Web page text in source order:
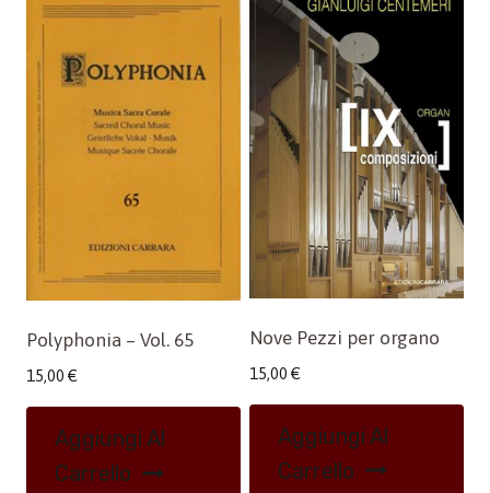
Polyphonia – Vol. 65
15,00 €
Aggiungi Al
Carrello
Nove Pezzi per organo
15,00 €
Aggiungi Al
Carrello